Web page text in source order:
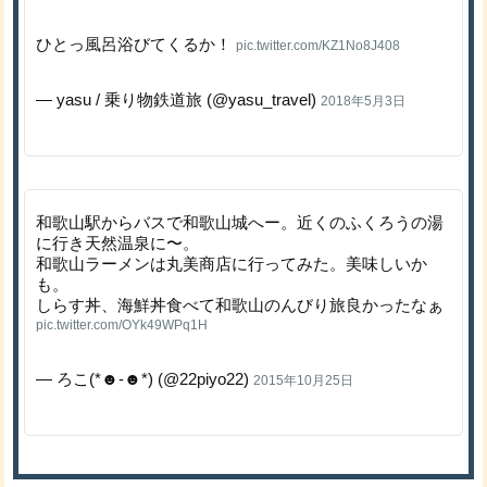
ひとっ風呂浴びてくるか！pic.twitter.com/KZ1No8J408
— yasu / 乗り物鉄道旅 (@yasu_travel) 2018年5月3日
和歌山駅からバスで和歌山城へー。近くのふくろうの湯
に行き天然温泉に〜。
和歌山ラーメンは丸美商店に行ってみた。美味しいか
も。
しらす丼、海鮮丼食べて和歌山のんびり旅良かったなぁ
pic.twitter.com/OYk49WPq1H
— ろこ(*☻-☻*) (@22piyo22) 2015年10月25日